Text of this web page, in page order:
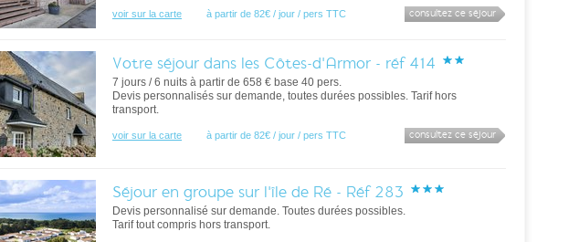
voir sur la carte à partir de 82€ / jour / pers TTC consultez ce séjour
Votre séjour dans les Côtes-d'Armor - réf 414
7 jours / 6 nuits à partir de 658 € base 40 pers.
Devis personnalisés sur demande, toutes durées possibles. Tarif hors
transport.
voir sur la carte à partir de 82€ / jour / pers TTC consultez ce séjour
Séjour en groupe sur l'île de Ré - Réf 283
Devis personnalisé sur demande. Toutes durées possibles.
Tarif tout compris hors transport.